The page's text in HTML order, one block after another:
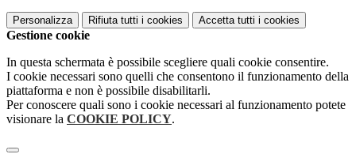
Personalizza Rifiuta tutti i cookies Accetta tutti i cookies
Gestione cookie
In questa schermata è possibile scegliere quali cookie consentire.
I cookie necessari sono quelli che consentono il funzionamento della
piattaforma e non è possibile disabilitarli.
Per conoscere quali sono i cookie necessari al funzionamento potete
visionare la COOKIE POLICY.